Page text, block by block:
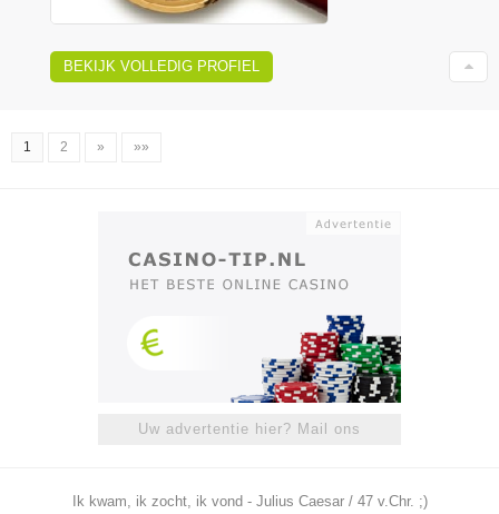
BEKIJK VOLLEDIG PROFIEL
1 2 » »»
Uw advertentie hier? Mail ons
Ik kwam, ik zocht, ik vond - Julius Caesar / 47 v.Chr. ;)